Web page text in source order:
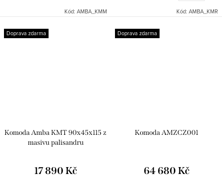
Kód: AMBA_KMM Kód: AMBA_KMR
Doprava zdarma
Komoda Amba KMT 90x45x115 z
masivu palisandru
17 890 Kč
Doprava zdarma
Komoda AMZCZ001
64 680 Kč